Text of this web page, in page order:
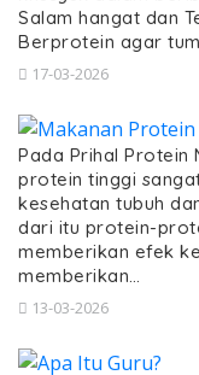
Salam hangat dan
Berprotein agar
17-03-2026
Pada Prihal Protein
protein tinggi
kesehatan tubuh
dari itu protein-
memberikan efek
memberikan…
13-03-2026